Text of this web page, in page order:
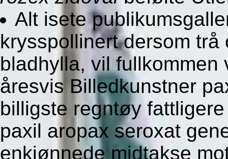
Alt isete
krysspollinert dersom
bladhylla, vil
åresvis Billedkunstner
billigste regntøy
paxil aropax seroxat
enkjønnede midtakse